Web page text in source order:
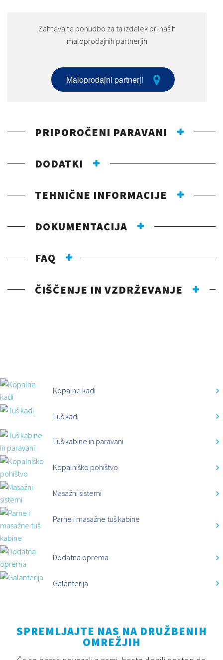
Zahtevajte ponudbo za ta izdelek pri naših
maloprodajnih partnerjih
Maloprodajni partnerji
PRIPOROČENI PARAVANI
DODATKI
TEHNIČNE INFORMACIJE
DOKUMENTACIJA
FAQ
ČIŠČENJE IN VZDRŽEVANJE
Kopalne kadi
Tuš kadi
Tuš kabine in paravani
Kopalniško pohištvo
Masažni sistemi
Parne i masažne tuš kabine
Dodatna oprema
Galanterija
SPREMLJAJTE NAS NA DRUŽBENIH
OMREŽJIH